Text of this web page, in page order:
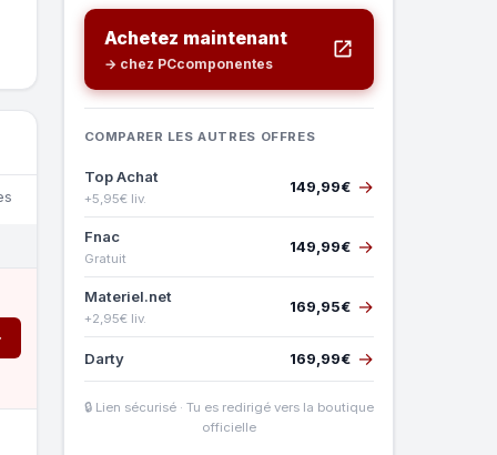
Achetez maintenant
→ chez PCcomponentes
COMPARER LES AUTRES OFFRES
Top Achat
+5,95€ liv.
149,99€ →
Fnac
Gratuit
149,99€ →
Materiel.net
+2,95€ liv.
169,95€ →
Darty 169,99€ →
🔒 Lien sécurisé · Tu es redirigé vers la boutique
officielle